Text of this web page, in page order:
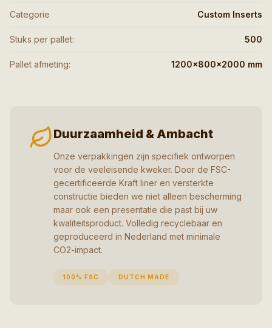
Categorie Custom Inserts
Stuks per pallet: 500
Pallet afmeting: 1200x800x2000 mm
Duurzaamheid & Ambacht
Onze verpakkingen zijn specifiek ontworpen
voor de veeleisende kweker. Door de FSC-
gecertificeerde Kraft liner en versterkte
constructie bieden we niet alleen bescherming
maar ook een presentatie die past bij uw
kwaliteitsproduct. Volledig recyclebaar en
geproduceerd in Nederland met minimale
CO2-impact.
100% FSC DUTCH MADE